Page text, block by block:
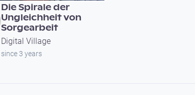
Die Spirale der
Ungleichheit von
Sorgearbeit
Digital Village
since 3 years